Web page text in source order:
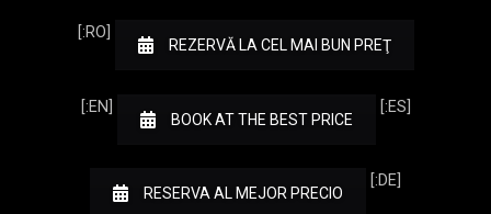
[:RO]
REZERVĂ LA CEL MAI BUN PREŢ
[:EN]
BOOK AT THE BEST PRICE
[:ES]
RESERVA AL MEJOR PRECIO
[:DE]